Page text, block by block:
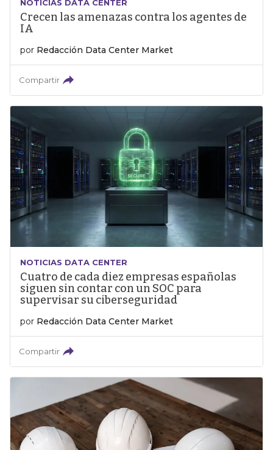
NOTICIAS DATA CENTER
Crecen las amenazas contra los agentes de
IA
por Redacción Data Center Market
Compartir
NOTICIAS DATA CENTER
Cuatro de cada diez empresas españolas
siguen sin contar con un SOC para
supervisar su ciberseguridad
por Redacción Data Center Market
Compartir